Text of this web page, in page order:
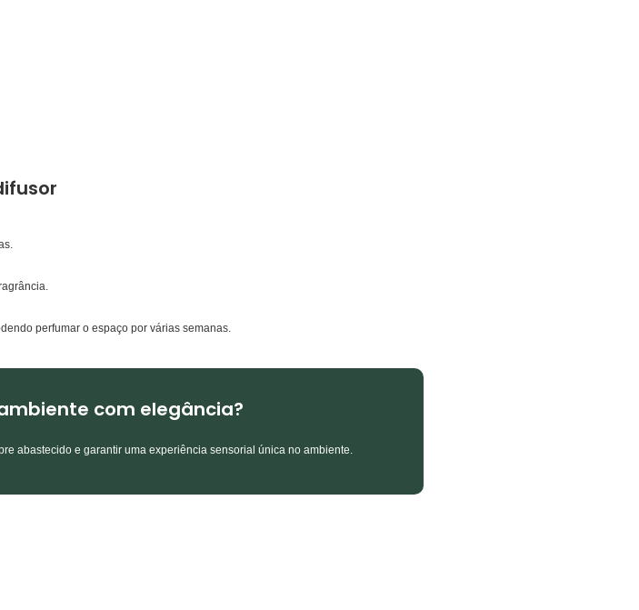
perfumar o espaço por várias semanas.
com elegância?
abastecido e garantir uma experiência sensorial única no ambiente.